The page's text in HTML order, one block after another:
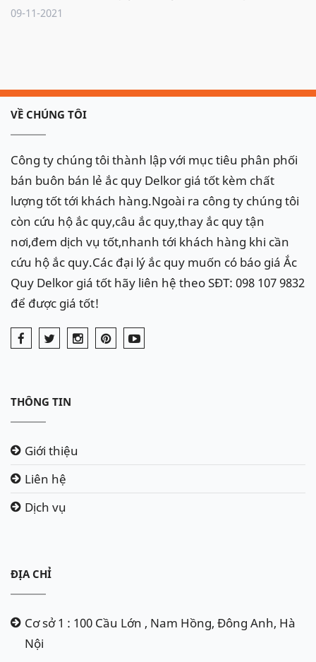
09-11-2021
VỀ CHÚNG TÔI
Công ty chúng tôi thành lập với mục tiêu phân phối
bán buôn bán lẻ ắc quy Delkor giá tốt kèm chất
lượng tốt tới khách hàng.Ngoài ra công ty chúng tôi
còn cứu hộ ắc quy,câu ắc quy,thay ắc quy tận
nơi,đem dịch vụ tốt,nhanh tới khách hàng khi cần
cứu hộ ắc quy.Các đại lý ắc quy muốn có báo giá Ắc
Quy Delkor giá tốt hãy liên hệ theo SĐT: 098 107 9832
để được giá tốt!
THÔNG TIN
Giới thiệu
Liên hệ
Dịch vụ
ĐỊA CHỈ
Cơ sở 1 : 100 Cầu Lớn , Nam Hồng, Đông Anh, Hà
Nội